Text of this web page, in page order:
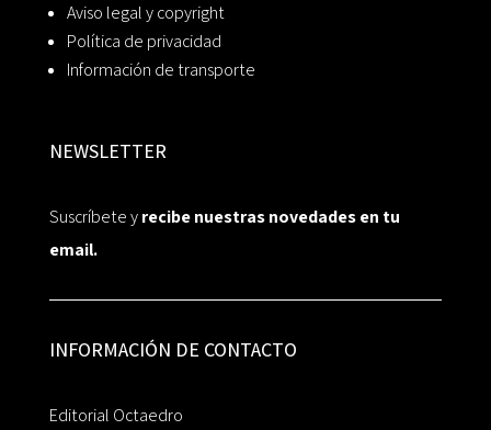
Aviso legal y copyright
Política de privacidad
Información de transporte
NEWSLETTER
Suscríbete yrecibe nuestras novedades en tu
email.
INFORMACIÓN DE CONTACTO
Editorial Octaedro